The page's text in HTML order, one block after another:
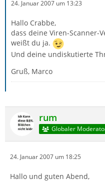
24. Januar 2007 um 13:23
Hallo Crabbe,
dass deine Viren-
weißt du ja.
Und deine undiskutierte
Gruß, Marco
rum
Globaler
24. Januar 2007 um 18:25
Hallo und guten Abend,